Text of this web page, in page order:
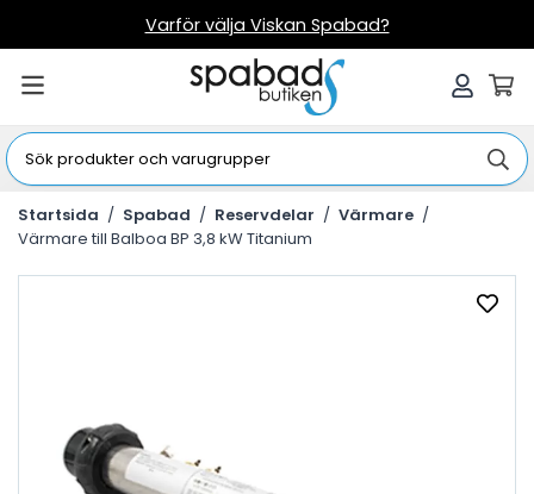
Varför välja Viskan Spabad?
Startsida / Spabad / Reservdelar / Värmare /
Värmare till Balboa BP 3,8 kW Titanium